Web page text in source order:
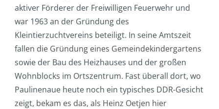
aktiver Förderer der Freiwilligen Feuerwehr und
war 1963 an der Gründung des
Kleintierzuchtvereins beteiligt. In seine Amtszeit
fallen die Gründung eines Gemeindekindergartens
sowie der Bau des Heizhauses und der großen
Wohnblocks im Ortszentrum. Fast überall dort, wo
Paulinenaue heute noch ein typisches DDR-Gesicht
zeigt, bekam es das, als Heinz Oetjen hier